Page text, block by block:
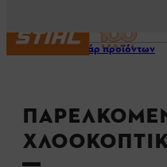
Αξεσουάρ προϊόντων